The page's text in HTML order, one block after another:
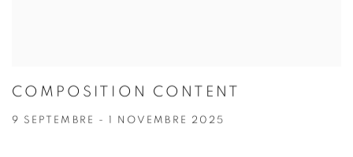
COMPOSITION CONTENT
9 SEPTEMBRE - 1 NOVEMBRE 2025